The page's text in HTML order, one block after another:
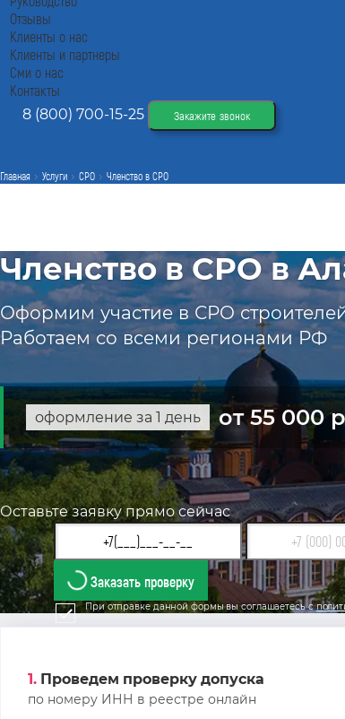
Отзывы
Клиенты о нас
Клиенты и партнеры
Сми о нас
Контакты
8 (800) 700-15-25
Закажите звонок
Главная Услуги СРО Членство в СРО
Членство в СРО в
Оформим участие в СРО
Работаем со всеми регионами РФ
оформление за 1 день от 55 000
Оставьте заявку прямо сейчас
Заказать проверку
При отправке данной формы вы соглашаетесь с
1. Проведем проверку допуска
по номеру ИНН в реестре онлайн